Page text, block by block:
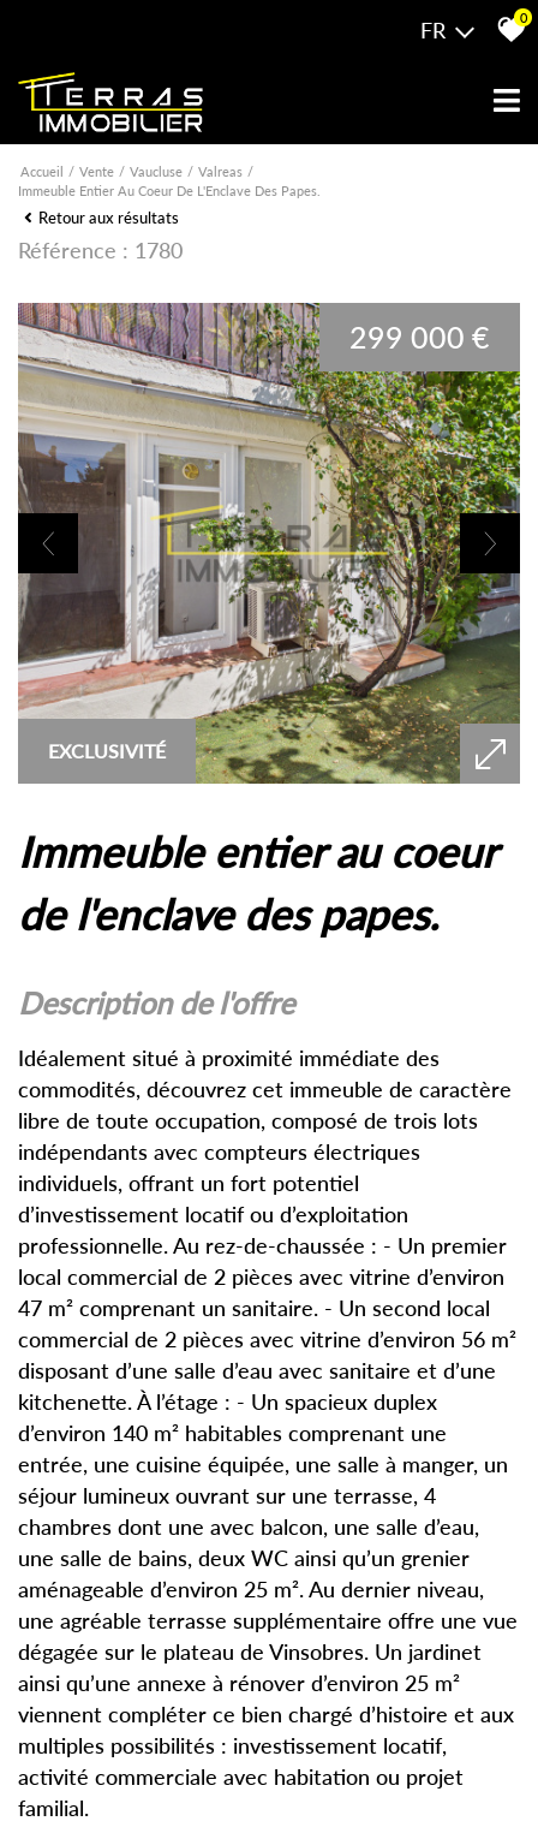
FR 0
Accueil Vente Vaucluse
Valreas
Immeuble Entier Au Coeur De L'Enclave Des Papes.
Retour aux résultats
Référence : 1780
EXCLUSIVITÉ
299 000 €
immeuble entier au coeur
de l'enclave des papes.
description de l'offre
Idéalement situé à proximité immédiate des
commodités, découvrez cet immeuble de caractère
libre de toute occupation, composé de trois lots
indépendants avec compteurs électriques
individuels, offrant un fort potentiel
d’investissement locatif ou d’exploitation
professionnelle. Au rez-de-chaussée : - Un premier
local commercial de 2 pièces avec vitrine d’environ
47 m² comprenant un sanitaire. - Un second local
commercial de 2 pièces avec vitrine d’environ 56 m²
disposant d’une salle d’eau avec sanitaire et d’une
kitchenette. À l’étage : - Un spacieux duplex
d’environ 140 m² habitables comprenant une
entrée, une cuisine équipée, une salle à manger, un
séjour lumineux ouvrant sur une terrasse, 4
chambres dont une avec balcon, une salle d’eau,
une salle de bains, deux WC ainsi qu’un grenier
aménageable d’environ 25 m². Au dernier niveau,
une agréable terrasse supplémentaire offre une vue
dégagée sur le plateau de Vinsobres. Un jardinet
ainsi qu’une annexe à rénover d’environ 25 m²
viennent compléter ce bien chargé d’histoire et aux
multiples possibilités : investissement locatif,
activité commerciale avec habitation ou projet
familial.